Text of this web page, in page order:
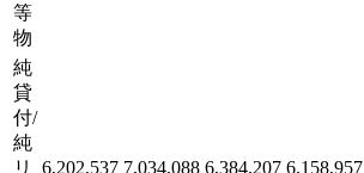
等
物
純
貸
付/
純
リ
6,202,537 7,034,088 6,384,207 6,158,957